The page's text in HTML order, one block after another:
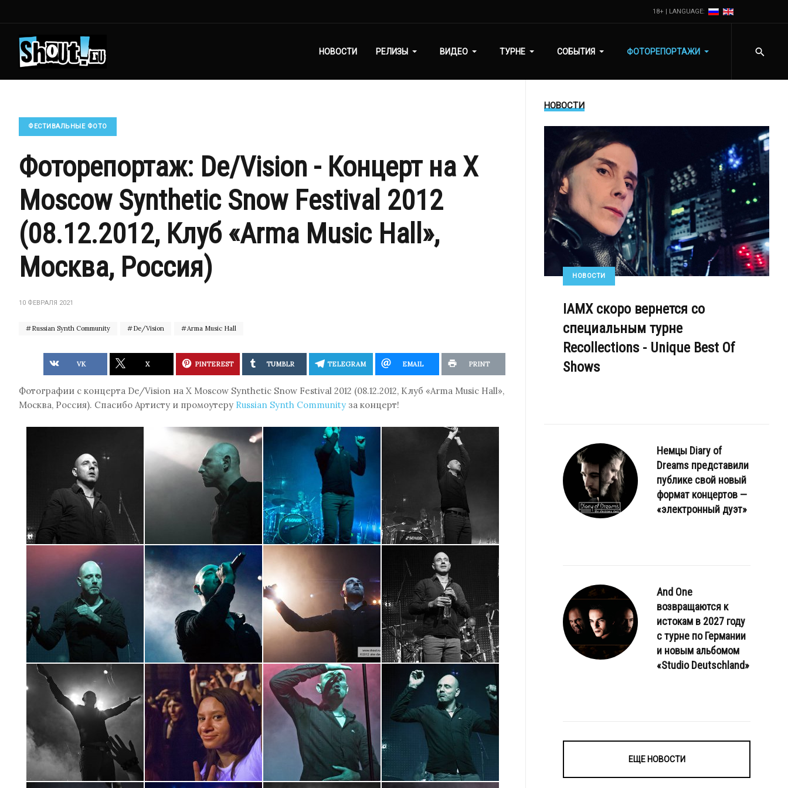
18+ | LANGUAGE:
НОВОСТИ РЕЛИЗЫ ВИДЕО ТУРНЕ СОБЫТИЯ ФОТОРЕПОРТАЖИ
ФЕСТИВАЛЬНЫЕ ФОТО
Фоторепортаж: De/Vision - Концерт на X
Moscow Synthetic Snow Festival 2012
(08.12.2012, Клуб «Arma Music Hall»,
Москва, Россия)
10 ФЕВРАЛЯ 2021
Russian Synth Community De/Vision Arma Music Hall
VK X PINTEREST TUMBLR TELEGRAM EMAIL PRINT
Фотографии с концерта De/Vision на X Moscow Synthetic Snow Festival 2012 (08.12.2012, Клуб «Arma Music Hall»,
Москва, Россия). Спасибо Артисту и промоутеру Russian Synth Community за концерт!
НОВОСТИ
НОВОСТИ
IAMX скоро вернется со
специальным турне
Recollections - Unique Best Of
Shows
Немцы Diary of
Dreams представили
публике свой новый
формат концертов —
«электронный дуэт»
And One
возвращаются к
истокам в 2027 году
с турне по Германии
и новым альбомом
«Studio Deutschland»
ЕЩЕ НОВОСТИ